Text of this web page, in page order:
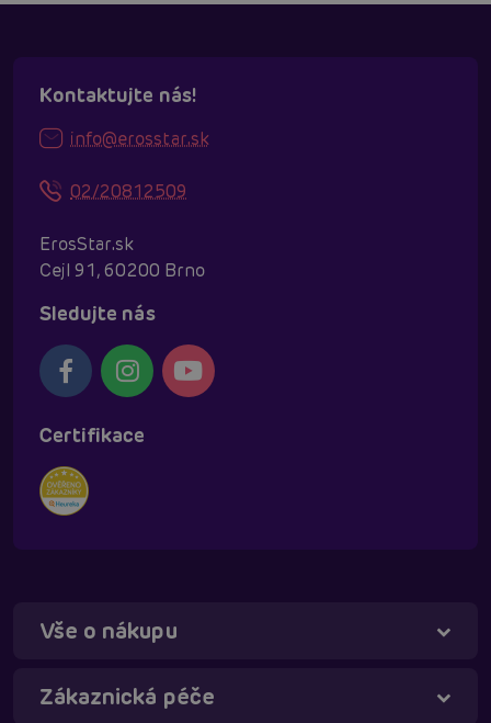
Kontaktujte nás!
info@erosstar.sk
02/20812509
ErosStar.sk
Cejl 91, 60200 Brno
Sledujte nás
Certifikace
Vše o nákupu
Zákaznická péče